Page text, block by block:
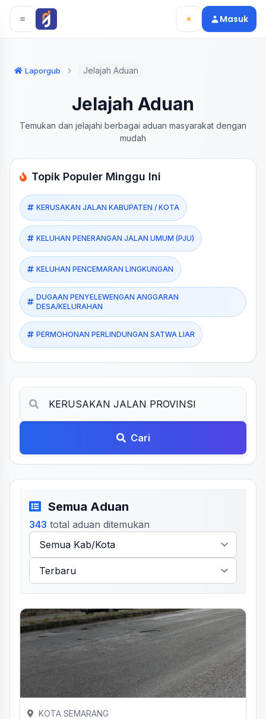
Langsung ke konten utama
Langsung ke navigasi
Masuk
Laporgub Jelajah Aduan
Jelajah Aduan
Temukan dan jelajahi berbagai aduan masyarakat dengan
mudah
Topik Populer Minggu Ini
KERUSAKAN JALAN KABUPATEN / KOTA
KELUHAN PENERANGAN JALAN UMUM (PJU)
KELUHAN PENCEMARAN LINGKUNGAN
DUGAAN PENYELEWENGAN ANGGARAN
DESA/KELURAHAN
PERMOHONAN PERLINDUNGAN SATWA LIAR
Cari
Semua Aduan
343 total aduan ditemukan
KOTA SEMARANG